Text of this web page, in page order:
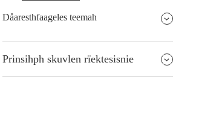
Dåaresthfaageles teemah
Prinsihph skuvlen rïektesisnie